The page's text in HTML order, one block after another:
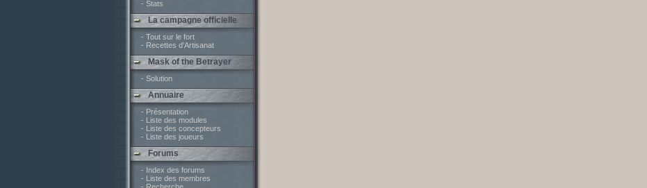
- Stats
La campagne officielle
- Tout sur le fort
- Recettes d'Artisanat
Mask of the Betrayer
- Solution
Annuaire
- Présentation
- Liste des modules
- Liste des concepteurs
- Liste des joueurs
Forums
- Index des forums
- Liste des membres